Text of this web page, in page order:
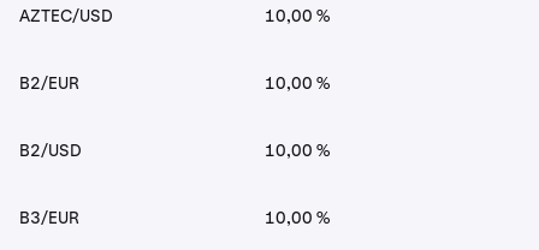
AZTEC/USD 10,00 %
B2/EUR 10,00 %
B2/USD 10,00 %
B3/EUR 10,00 %